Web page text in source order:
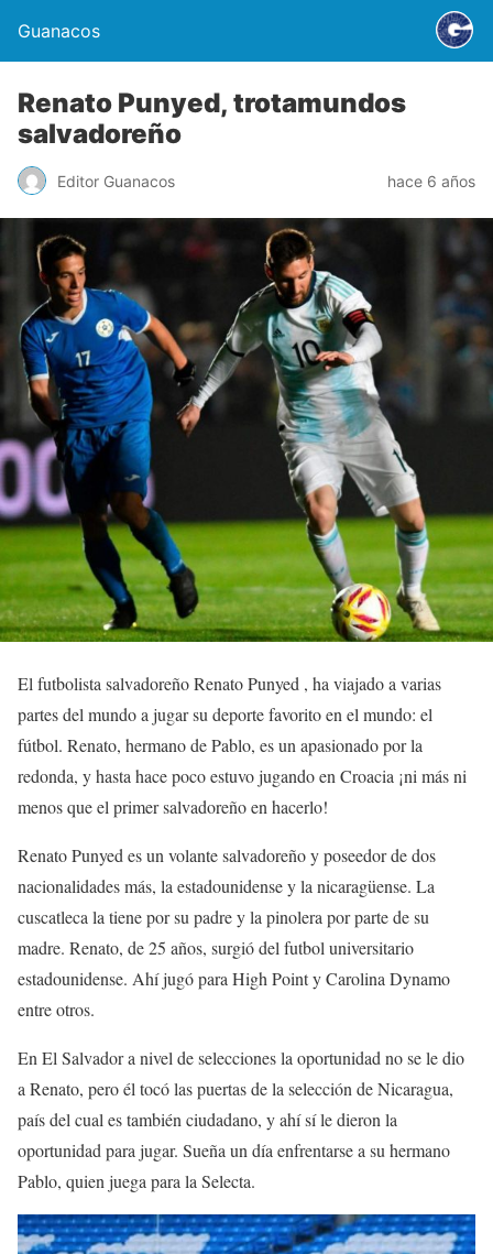
Guanacos
Renato Punyed, trotamundos
salvadoreño
Editor Guanacos hace 6 años
El futbolista salvadoreño Renato Punyed , ha viajado a varias
partes del mundo a jugar su deporte favorito en el mundo: el
fútbol. Renato, hermano de Pablo, es un apasionado por la
redonda, y hasta hace poco estuvo jugando en Croacia ¡ni más ni
menos que el primer salvadoreño en hacerlo!
Renato Punyed es un volante salvadoreño y poseedor de dos
nacionalidades más, la estadounidense y la nicaragüense. La
cuscatleca la tiene por su padre y la pinolera por parte de su
madre. Renato, de 25 años, surgió del futbol universitario
estadounidense. Ahí jugó para High Point y Carolina Dynamo
entre otros.
En El Salvador a nivel de selecciones la oportunidad no se le dio
a Renato, pero él tocó las puertas de la selección de Nicaragua,
país del cual es también ciudadano, y ahí sí le dieron la
oportunidad para jugar. Sueña un día enfrentarse a su hermano
Pablo, quien juega para la Selecta.